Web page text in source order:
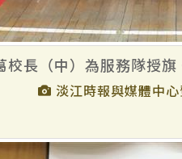
長（中）為服務隊授旗
淡江時報與媒體中